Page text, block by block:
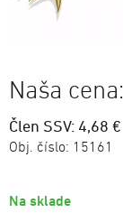
Naša cena:
Člen SSV: 4,68 €
Obj. číslo: 15161
Na sklade